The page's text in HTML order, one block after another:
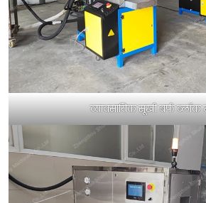
व्यावसायिक सूखी बर्फ ब्लॉक